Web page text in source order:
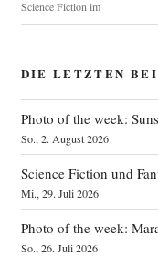
Science Fiction im
DIE LETZTEN
Photo of the week:
So., 2. August 2026
Science Fiction und
Mi., 29. Juli 2026
Photo of the week:
So., 26. Juli 2026